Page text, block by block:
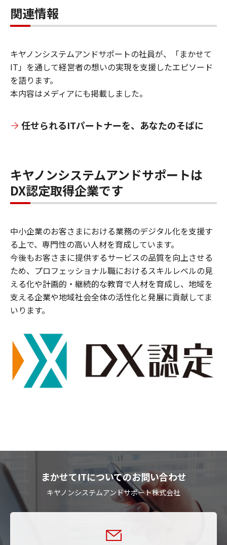
関連情報
キヤノンシステムアンドサポートの社員が、「まかせて
IT」を通して経営者の想いの実現を支援したエピソード
を語ります。
本内容はメディアにも掲載しました。
任せられるITパートナーを、あなたのそばに
キヤノンシステムアンドサポートは
DX認定取得企業です
中小企業のお客さまにおける業務のデジタル化を支援す
る上で、専門性の高い人材を育成しています。
今後もお客さまに提供するサービスの品質を向上させる
ため、プロフェッショナル職におけるスキルレベルの見
える化や計画的・継続的な教育で人材を育成し、地域を
支える企業や地域社会全体の活性化と発展に貢献してま
いります。
まかせてITについてのお問い合わせ
キヤノンシステムアンドサポート株式会社